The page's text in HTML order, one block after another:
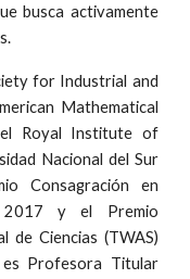
busca activamente
for Industrial and
Mathematical
Royal Institute of
Nacional del Sur
Consagración en
2017 y el Premio
de Ciencias (TWAS)
Profesora Titular